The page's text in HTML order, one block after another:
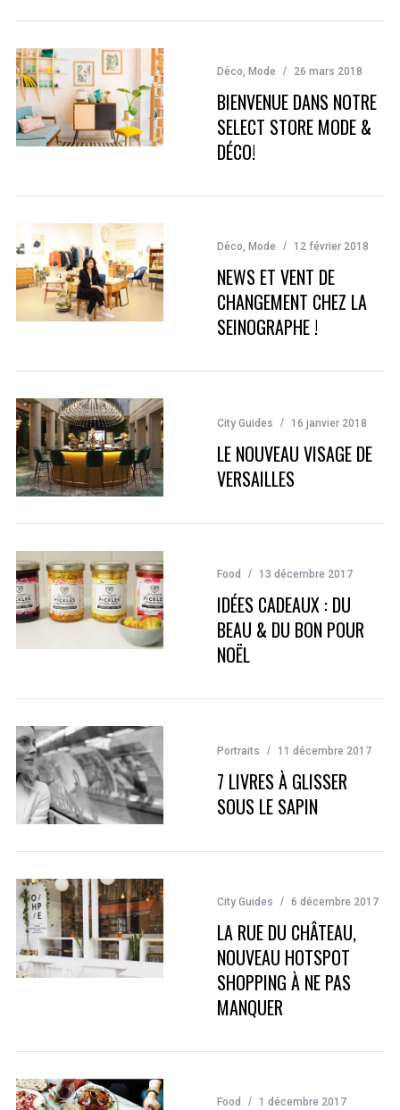
Déco, Mode 26 mars 2018
BIENVENUE DANS NOTRE
SELECT STORE MODE &
DÉCO!
Déco, Mode 12 février 2018
NEWS ET VENT DE
CHANGEMENT CHEZ LA
SEINOGRAPHE !
City Guides 16 janvier 2018
LE NOUVEAU VISAGE DE
VERSAILLES
Food 13 décembre 2017
IDÉES CADEAUX : DU
BEAU & DU BON POUR
NOËL
Portraits 11 décembre 2017
7 LIVRES À GLISSER
SOUS LE SAPIN
City Guides 6 décembre 2017
LA RUE DU CHÂTEAU,
NOUVEAU HOTSPOT
SHOPPING À NE PAS
MANQUER
Food 1 décembre 2017